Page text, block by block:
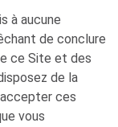
à aucune
de conclure
ce Site et des
de la
ces
vous